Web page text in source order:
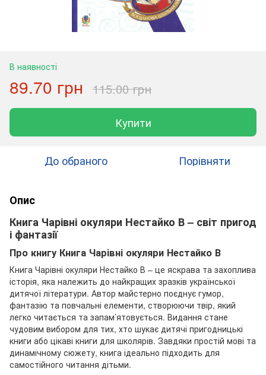
В наявності
89.70 грн 115.00 грн
Купити
До обраного Порівняти
Опис
Книга Чарівні окуляри Нестайко В – світ пригод
і фантазії
Про книгу Книга Чарівні окуляри Нестайко В
Книга Чарівні окуляри Нестайко В – це яскрава та захоплива
історія, яка належить до найкращих зразків української
дитячої літератури. Автор майстерно поєднує гумор,
фантазію та повчальні елементи, створюючи твір, який
легко читається та запам’ятовується. Видання стане
чудовим вибором для тих, хто шукає дитячі пригодницькі
книги або цікаві книги для школярів. Завдяки простій мові та
динамічному сюжету, книга ідеально підходить для
самостійного читання дітьми.